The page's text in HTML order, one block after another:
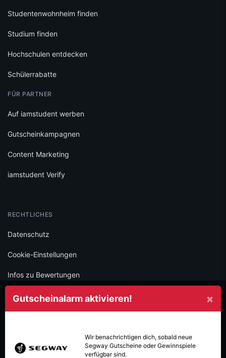
×
Gutscheinalarm aktivieren!
Wir benachrichtigen dich, sobald neue
Segway Gutscheine oder Gewinnspiele
verfügbar sind.
Studentenwohnheim finden
Studium finden
Hochschulen entdecken
Schülerrabatte
FÜR PARTNER
Auf iamstudent werben
Gutscheinkampagnen
Content Marketing
iamstudent Verify
RECHTLICHES
Datenschutz
Cookie-Einstellungen
Infos zu Bewertungen
AGB
Folge iamstudent und verpasse keine Deals mehr.